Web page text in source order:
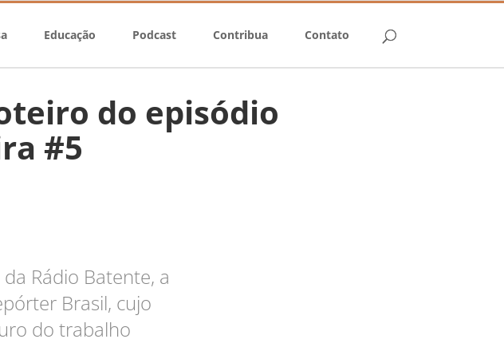
Educação Podcast Contribua Contato
do episódio
#5
Rádio Batente, a
Brasil, cujo
do trabalho